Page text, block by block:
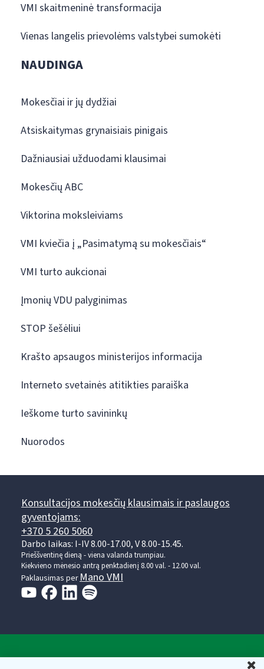
VMI skaitmeninė transformacija
Vienas langelis prievolėms valstybei sumokėti
NAUDINGA
Mokesčiai ir jų dydžiai
Atsiskaitymas grynaisiais pinigais
Dažniausiai užduodami klausimai
Mokesčių ABC
Viktorina moksleiviams
VMI kviečia į „Pasimatymą su mokesčiais“
VMI turto aukcionai
Įmonių VDU palyginimas
STOP šešėliui
Krašto apsaugos ministerijos informacija
Interneto svetainės atitikties paraiška
Ieškome turto savininkų
Nuorodos
Konsultacijos mokesčių klausimais ir paslaugos
gyventojams:
+370 5 260 5060
Darbo laikas: I-IV 8.00-17.00, V 8.00-15.45.
Prieššventinę dieną - viena valanda trumpiau.
Kiekvieno mėnesio antrą penktadienį 8.00 val. - 12.00 val.
Paklausimas perMano VMI
Valstybinė mokesčių inspekcija prie Lietuvos